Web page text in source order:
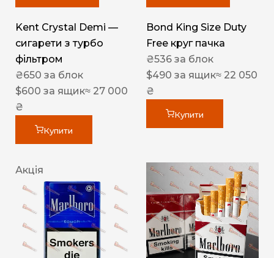
Kent Crystal Demi —
сигарети з турбо
фільтром
₴650 за блок
$600 за ящик≈ 27 000
₴
Купити
Bond King Size Duty
Free круг пачка
₴536 за блок
$490 за ящик≈ 22 050
₴
Купити
Акція